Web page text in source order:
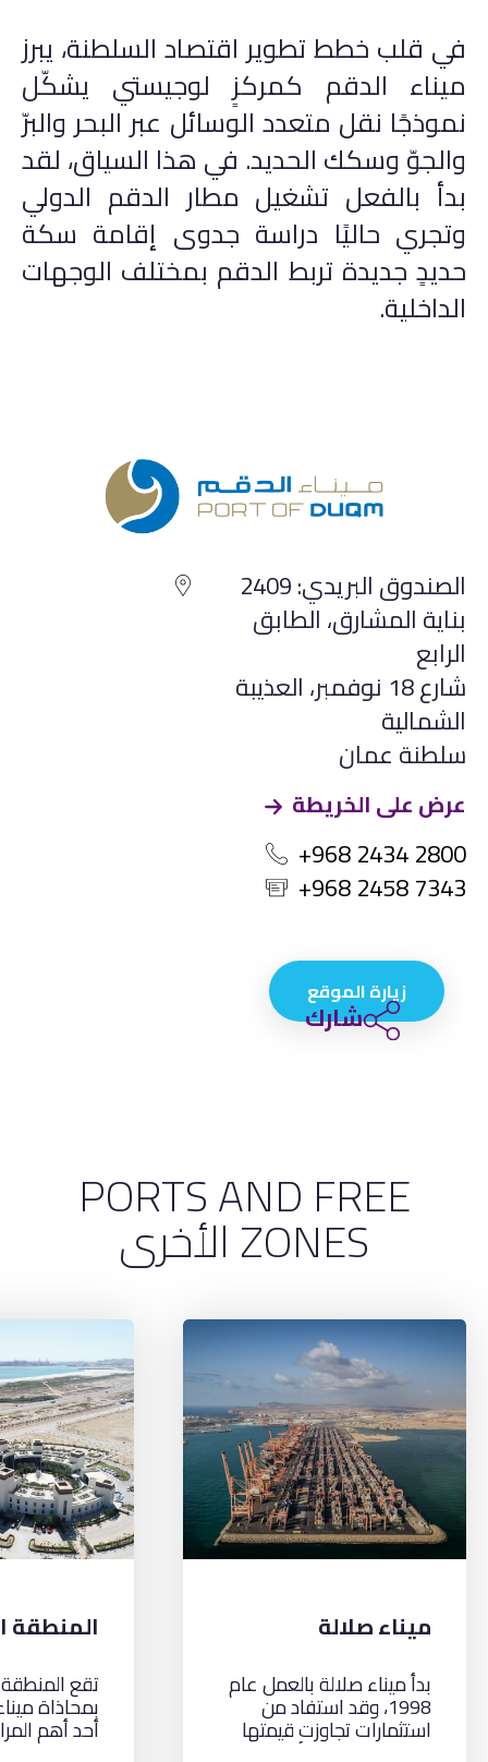
في قلب خطط تطوير اقتصاد السلطنة، يبرز
ميناء الدقم كمركزٍ لوجيستي يشكّل
نموذجًا نقل متعدد الوسائل عبر البحر والبرّ
والجوّ وسكك الحديد. في هذا السياق، لقد
بدأ بالفعل تشغيل مطار الدقم الدولي
وتجري حاليًا دراسة جدوى إقامة سكة
حديدٍ جديدة تربط الدقم بمختلف الوجهات
الداخلية.
الصندوق البريدي: 2409
بناية المشارق، الطابق
الرابع
شارع 18 نوفمبر، العذيبة
الشمالية
سلطنة عمان
عرض على الخريطة
+968 2434 2800
+968 2458 7343
زيارة الموقع
شارك
PORTS AND FREE
ZONES الأخرى
ميناء صلالة
بدأ ميناء صلالة بالعمل عام
1998، وقد استفاد من
استثمارات تجاوزت قيمتها
200 مليون دولار أمريكي
المنطقة
تقع
بمحاذاة
أحد أهم
في عُمان،